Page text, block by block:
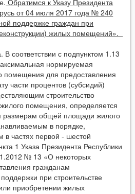
от 04 июля 2017 года № 240
поддержке граждан при
жилых помещений».
В соответствии с подпунктом 1.13
нормируемая
помещения для предоставления
части процентов (субсидий)
строительство
помещения, определяется
общей площади жилого
в порядке,
в частях первой - шестой
1 Указа Президента Республики
№ 13 «О некоторых
гражданам
при строительстве
приобретении жилых